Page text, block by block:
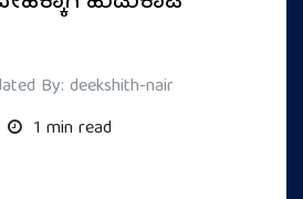
By: deekshith-nair
1 min read